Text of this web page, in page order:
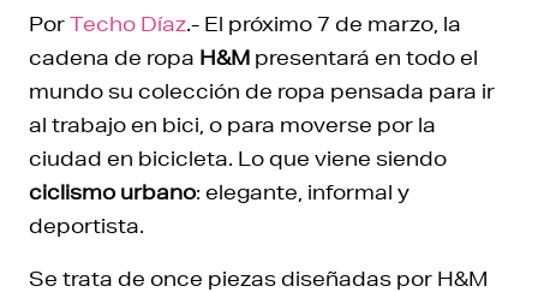
PorTecho Díaz.- El próximo 7 de marzo, la
cadena de ropa H&M presentará en todo el
mundo su colección de ropa pensada para ir
al trabajo en bici, o para moverse por la
ciudad en bicicleta. Lo que viene siendo
ciclismo urbano: elegante, informal y
deportista.
Se trata de once piezas diseñadas por H&M